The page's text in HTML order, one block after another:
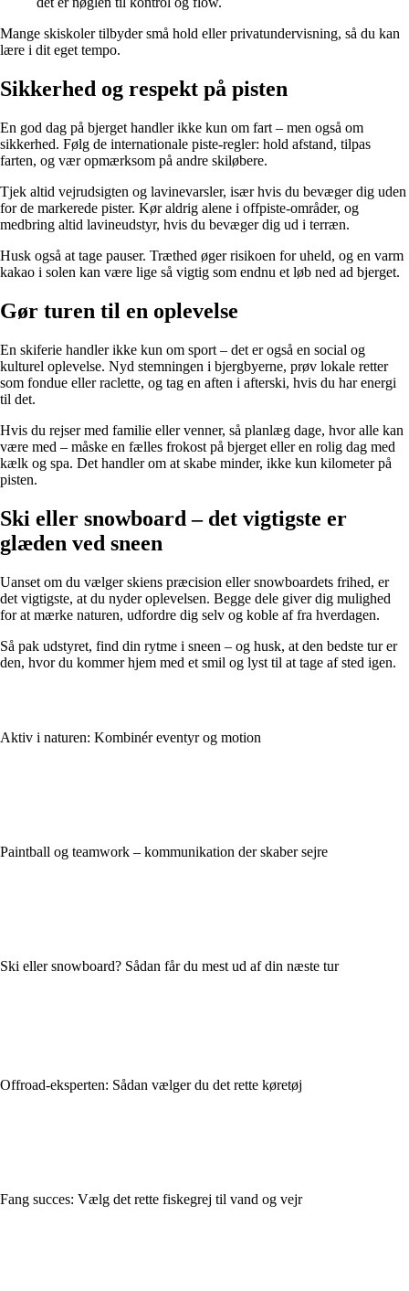
Mange skiskoler tilbyder små hold eller privatundervisning, så du kan
lære i dit eget tempo.
Sikkerhed og respekt på pisten
En god dag på bjerget handler ikke kun om fart – men også om
sikkerhed. Følg de internationale piste-regler: hold afstand, tilpas
farten, og vær opmærksom på andre skiløbere.
Tjek altid vejrudsigten og lavinevarsler, især hvis du bevæger dig uden
for de markerede pister. Kør aldrig alene i offpiste-områder, og
medbring altid lavineudstyr, hvis du bevæger dig ud i terræn.
Husk også at tage pauser. Træthed øger risikoen for uheld, og en varm
kakao i solen kan være lige så vigtig som endnu et løb ned ad bjerget.
Gør turen til en oplevelse
En skiferie handler ikke kun om sport – det er også en social og
kulturel oplevelse. Nyd stemningen i bjergbyerne, prøv lokale retter
som fondue eller raclette, og tag en aften i afterski, hvis du har energi
til det.
Hvis du rejser med familie eller venner, så planlæg dage, hvor alle kan
være med – måske en fælles frokost på bjerget eller en rolig dag med
kælk og spa. Det handler om at skabe minder, ikke kun kilometer på
pisten.
Ski eller snowboard – det vigtigste er
glæden ved sneen
Uanset om du vælger skiens præcision eller snowboardets frihed, er
det vigtigste, at du nyder oplevelsen. Begge dele giver dig mulighed
for at mærke naturen, udfordre dig selv og koble af fra hverdagen.
Så pak udstyret, find din rytme i sneen – og husk, at den bedste tur er
den, hvor du kommer hjem med et smil og lyst til at tage af sted igen.
Aktiv i naturen: Kombinér eventyr og motion
Paintball og teamwork – kommunikation der skaber sejre
Ski eller snowboard? Sådan får du mest ud af din næste tur
Offroad-eksperten: Sådan vælger du det rette køretøj
Fang succes: Vælg det rette fiskegrej til vand og vejr